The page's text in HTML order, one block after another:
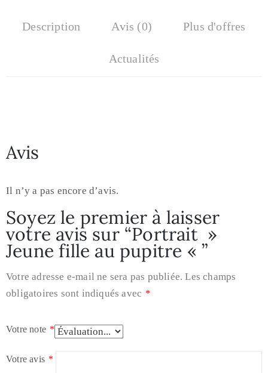
Description Avis (0) Plus d'offres
Actualités
Avis
Il n’y a pas encore d’avis.
Soyez le premier à laisser
votre avis sur “Portrait »
Jeune fille au pupitre « ”
Votre adresse e-mail ne sera pas publiée. Les champs
obligatoires sont indiqués avec *
Votre note *
Votre avis *